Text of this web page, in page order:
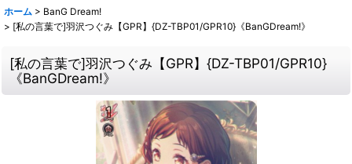
ホーム > BanG Dream!
> [私の言葉で]羽沢つぐみ【GPR】{DZ-TBP01/GPR10}《BanGDream!》
[私の言葉で]羽沢つぐみ【GPR】{DZ-TBP01/GPR10}
《BanGDream!》